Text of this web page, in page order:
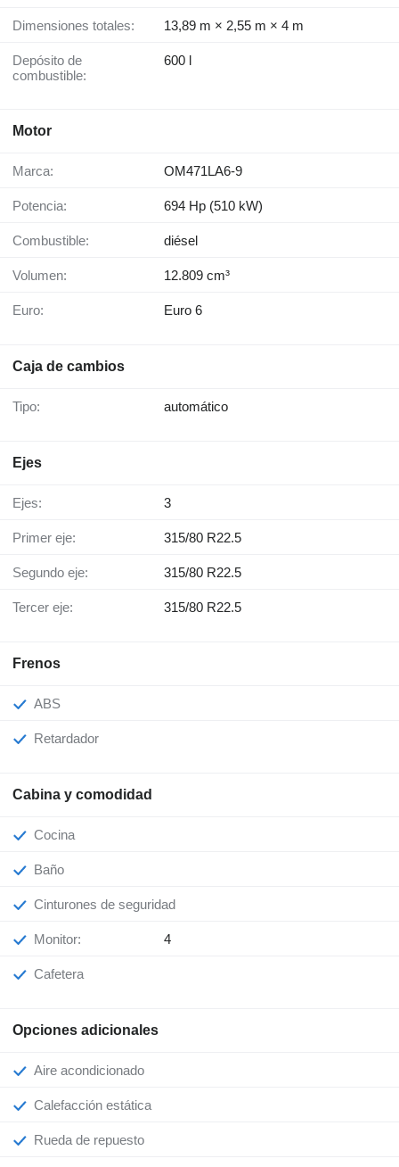
Dimensiones totales: 13,89 m × 2,55 m × 4 m
Depósito de
combustible:
600 l
Motor
Marca: OM471LA6-9
Potencia: 694 Hp (510 kW)
Combustible: diésel
Volumen: 12.809 cm³
Euro: Euro 6
Caja de cambios
Tipo: automático
Ejes
Ejes: 3
Primer eje: 315/80 R22.5
Segundo eje: 315/80 R22.5
Tercer eje: 315/80 R22.5
Frenos
ABS
Retardador
Cabina y comodidad
Cocina
Baño
Cinturones de seguridad
Monitor: 4
Cafetera
Opciones adicionales
Aire acondicionado
Calefacción estática
Rueda de repuesto